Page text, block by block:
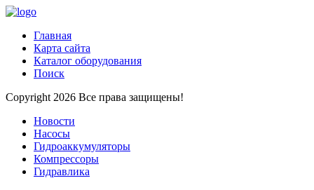
Главная
Карта сайта
Каталог оборудования
Поиск
Copyright 2026 Все права защищены!
Новости
Насосы
Гидроаккумуляторы
Компрессоры
Гидравлика